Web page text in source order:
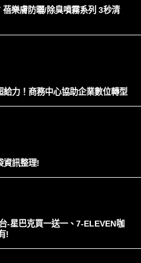
樂膚防曬/除臭噴霧系列 3秒清
給力！商務中心協助企業數位轉型
資訊整理!
-星巴克買一送一、7-ELEVEN咖
!